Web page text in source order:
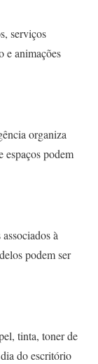
serviços
e animações
organiza
espaços podem
à
podem ser
tinta, toner de
do escritório